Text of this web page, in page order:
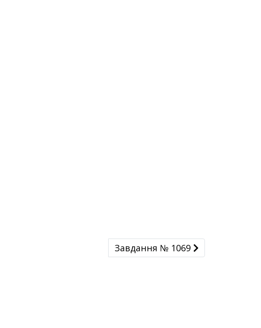
Завдання № 1069
Завдання № 1069